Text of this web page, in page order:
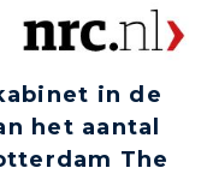
in de
het aantal
The